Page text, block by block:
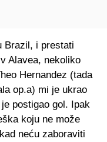
Brazil, i prestati
Alavea, nekoliko
Hernandez (tada
op.a) mi je ukrao
postigao gol. Ipak
koju ne može
neću zaboraviti